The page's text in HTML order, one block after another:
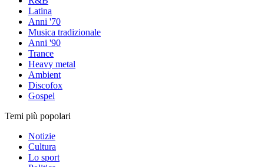
Latina
Anni '70
Musica tradizionale
Anni '90
Trance
Heavy metal
Ambient
Discofox
Gospel
Temi più popolari
Notizie
Cultura
Lo sport